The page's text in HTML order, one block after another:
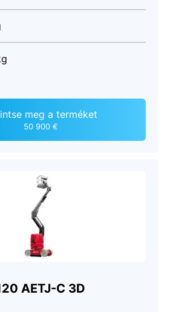
meg a terméket
50 900 €
AETJ-C 3D